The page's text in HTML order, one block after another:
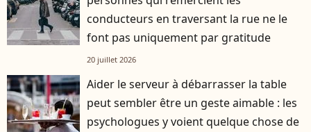
conducteurs en traversant la rue ne le
font pas uniquement par gratitude
20 juillet 2026
Aider le serveur à débarrasser la table
peut sembler être un geste aimable : les
psychologues y voient quelque chose de